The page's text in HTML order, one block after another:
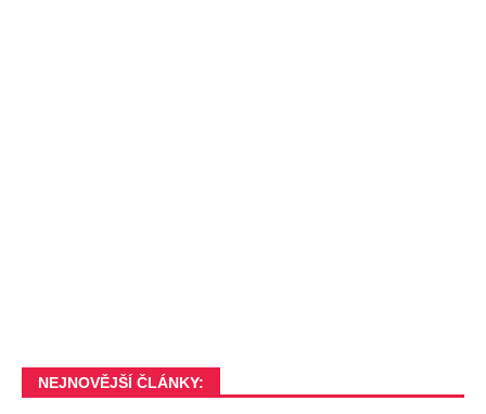
NEJNOVĚJŠÍ ČLÁNKY: